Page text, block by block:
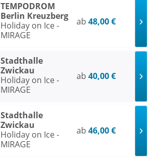
TEMPODROM
Berlin Kreuzberg
Holiday on Ice -
MIRAGE
ab 48,00 €
Stadthalle
Zwickau
Holiday on Ice -
MIRAGE
ab 40,00 €
Stadthalle
Zwickau
Holiday on Ice -
MIRAGE
ab 46,00 €